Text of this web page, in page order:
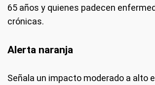
65 años y quienes padecen
crónicas.
Alerta naranja
Señala un impacto moderado a alto